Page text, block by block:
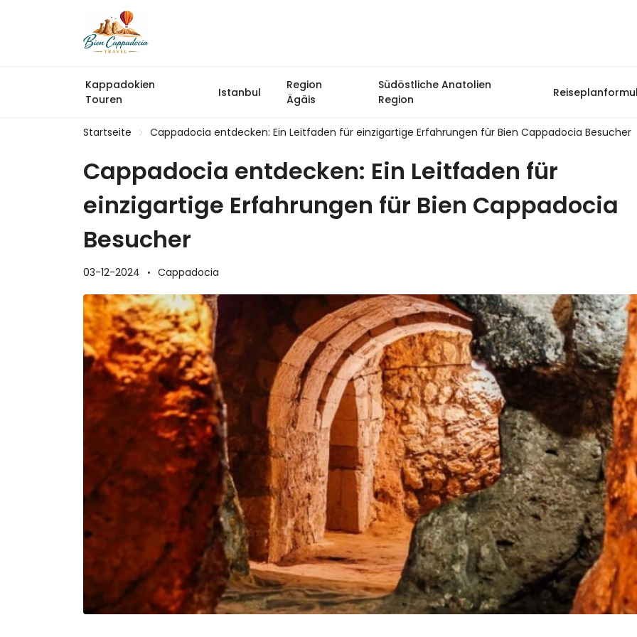
Kappadokien
Touren
Istanbul
Region
Ägäis
Südöstliche Anatolien
Region
Startseite Cappadocia entdecken: Ein Leitfaden für einzigartige Erfahrungen für Bien Cappadocia Besucher
Cappadocia entdecken: Ein Leitfaden für
einzigartige Erfahrungen für Bien Cappadocia
Besucher
03-12-2024 Cappadocia